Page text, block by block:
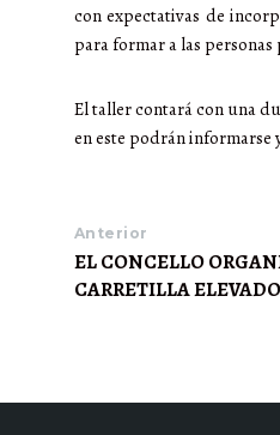
con expectativas de
para formar a las
El taller contará con una
en este podrán informarse
Anterior
EL CONCELLO
CARRETILLA